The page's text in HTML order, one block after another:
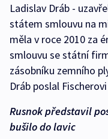
Ladislav Dráb -
státem smlouvu na
měla v roce 2010 za
smlouvu se státní
zásobníku zemního
Dráb poslal
Rusnok představil
bušilo do lavic